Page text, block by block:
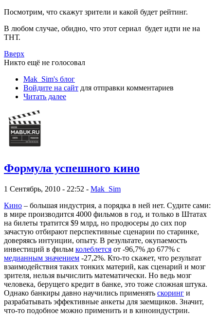
Посмотрим, что скажут зрители и какой будет рейтинг.
В любом случае, обидно, что этот сериал будет идти не на
ТНТ.
Вверх
Никто ещё не голосовал
Mak_Sim's блог
Войдите на сайт для отправки комментариев
Читать далее
Формула успешного кино
1 Сентябрь, 2010 - 22:52 - Mak_Sim
Кино – большая индустрия, а порядка в ней нет. Судите сами:
в мире производится 4000 фильмов в год, и только в Штатах
на билеты тратится $9 млрд, но продюсеры до сих пор
зачастую отбирают перспективные сценарии по старинке,
доверяясь интуиции, опыту. В результате, окупаемость
инвестиций в фильм колеблется от -96,7% до 677% с
медианным значением -27,2%. Кто-то скажет, что результат
взаимодействия таких тонких материй, как сценарий и мозг
зрителя, нельзя вычислить математически. Но ведь мозг
человека, берущего кредит в банке, это тоже сложная штука.
Однако банкиры давно научились применять скоринг и
разрабатывать эффективные анкеты для заемщиков. Значит,
что-то подобное можно применить и в киноиндустрии.